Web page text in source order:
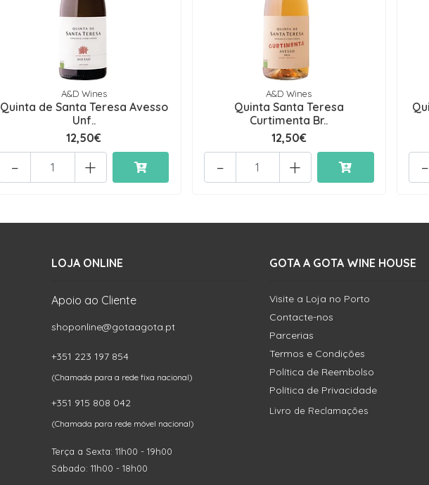
A&D Wines
Quinta de Santa Teresa Avesso
Unf..
12,50€
+
-
A&D Wines
Quinta Santa Teresa
Curtimenta Br..
12,50€
+
- -
LOJA ONLINE
Apoio ao Cliente
shoponline@gotaagota.pt
+351 223 197 854
(Chamada para a rede fixa nacional)
+351 915 808 042
(Chamada para rede móvel nacional)
Terça a Sexta: 11h00 - 19h00
Sábado: 11h00 - 18h00
GOTA A GOTA WINE HOUSE
Visite a Loja no Porto
Contacte-nos
Parcerias
Termos e Condições
Política de Reembolso
Política de Privacidade
Livro de Reclamações